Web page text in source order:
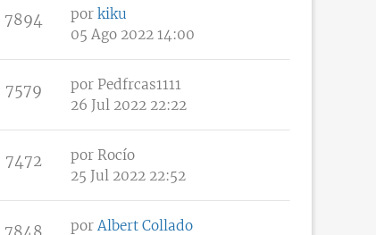
7894 por kiku
05 Ago 2022 14:00
7579 por Pedfrcas1111
26 Jul 2022 22:22
7472 por Rocío
25 Jul 2022 22:52
porAlbert Collado